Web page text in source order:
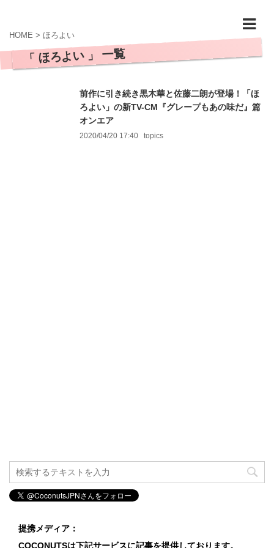
HOME > ほろよい
「 ほろよい 」 一覧
前作に引き続き黒木華と佐藤二朗が登場！「ほ
ろよい」の新TV-CM『グレープもあの味だ』篇
オンエア
2020/04/20 17:40 topics
提携メディア：
COCONUTSは下記サービスに記事を提供しております。